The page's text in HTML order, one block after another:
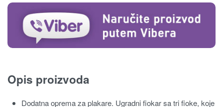
Opis proizvoda
Dodatna oprema za plakare. Ugradni fiokar sa tri fioke, koje